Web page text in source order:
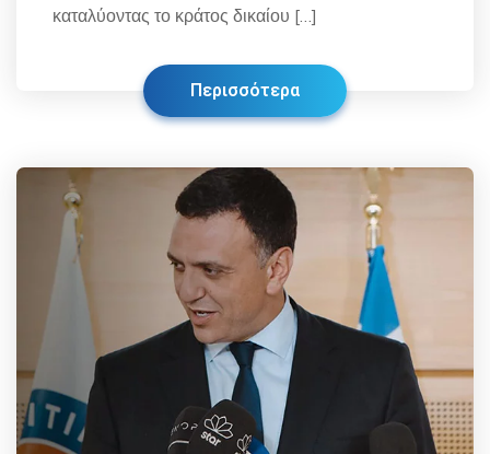
καταλύοντας το κράτος δικαίου […]
Περισσότερα